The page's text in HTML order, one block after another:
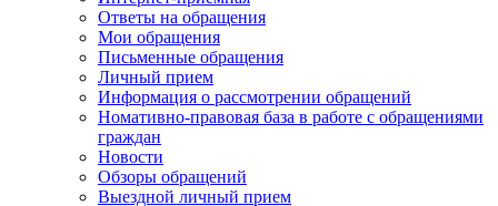
Ответы на обращения
Мои обращения
Письменные обращения
Личный прием
Информация о рассмотрении обращений
Номативно-правовая база в работе с обращениями
граждан
Новости
Обзоры обращений
Выездной личный прием